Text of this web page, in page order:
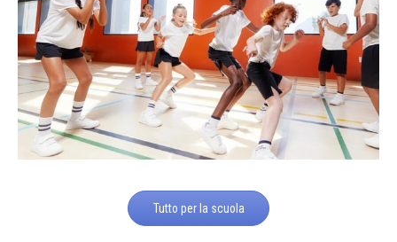
Tutto per la scuola